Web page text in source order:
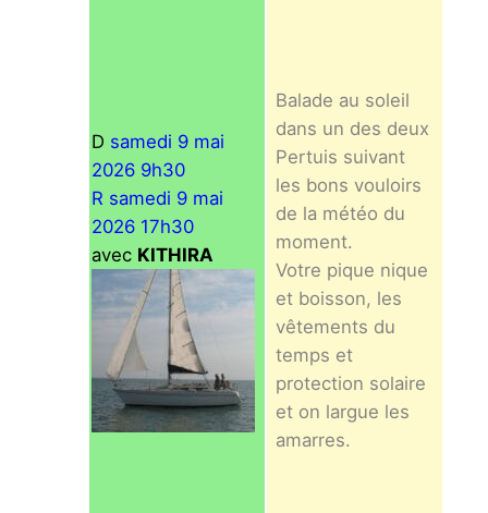
D samedi 9 mai
2026 9h30
R samedi 9 mai
2026 17h30
avec KITHIRA
Balade au soleil
dans un des deux
Pertuis suivant
les bons vouloirs
de la météo du
moment.
Votre pique nique
et boisson, les
vêtements du
temps et
protection solaire
et on largue les
amarres.